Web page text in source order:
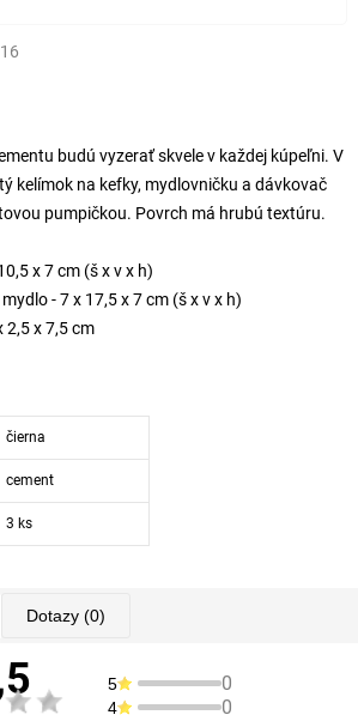
budú vyzerať skvele v každej kúpeľni. V
kelímok na kefky, mydlovničku a dávkovač
pumpičkou. Povrch má hrubú textúru.
x 7 cm (š x v x h)
- 7 x 17,5 x 7 cm (š x v x h)
2,5 x 7,5 cm
čierna
cement
3 ks
Dotazy(0)
5 0
4
0